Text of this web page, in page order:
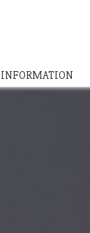
INFORMATION